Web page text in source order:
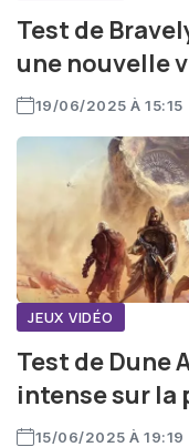
Test de
une nouvelle
19/06/2025 À 15:15
JEUX VIDÉO
Test de Dune
intense sur la
15/06/2025 À 19:19